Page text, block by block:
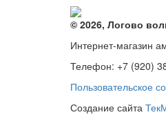
© 2026, Логово
Интернет-магазин
Телефон: +7 (920)
Пользовательское
Создание сайта